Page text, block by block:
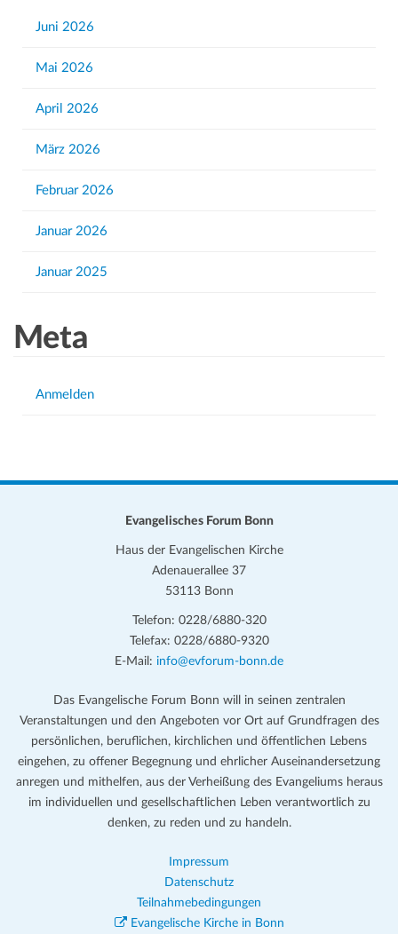
Juni 2026
Mai 2026
April 2026
März 2026
Februar 2026
Januar 2026
Januar 2025
Meta
Anmelden
Evangelisches Forum Bonn
Haus der Evangelischen Kirche
Adenauerallee 37
53113 Bonn
Telefon: 0228/6880-320
Telefax: 0228/6880-9320
E-Mail: info@evforum-bonn.de
Das Evangelische Forum Bonn will in seinen zentralen
Veranstaltungen und den Angeboten vor Ort auf Grundfragen des
persönlichen, beruflichen, kirchlichen und öffentlichen Lebens
eingehen, zu offener Begegnung und ehrlicher Auseinandersetzung
anregen und mithelfen, aus der Verheißung des Evangeliums heraus
im individuellen und gesellschaftlichen Leben verantwortlich zu
denken, zu reden und zu handeln.
Impressum
Datenschutz
Teilnahmebedingungen
Evangelische Kirche in Bonn